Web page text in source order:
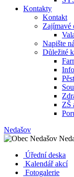
Kontakty
Kontakt
Zajímavé
Napište
Důležité
ZŠ
Nedašov
Úřední deska
Kalendář akcí
Fotogalerie